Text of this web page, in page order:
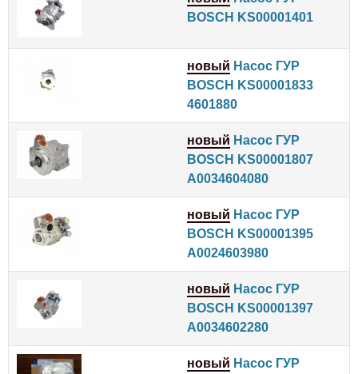
BOSCH KS00001401
новый Насос ГУР
BOSCH KS00001833
4601880
новый Насос ГУР
BOSCH KS00001807
A0034604080
новый Насос ГУР
BOSCH KS00001395
A0024603980
новый Насос ГУР
BOSCH KS00001397
A0034602280
новый Насос ГУР